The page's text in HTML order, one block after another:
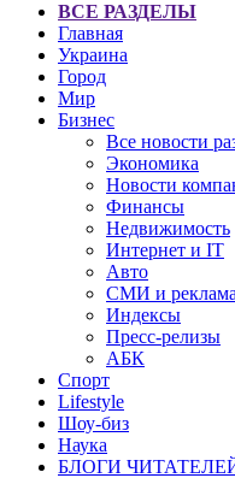
ВСЕ РАЗДЕЛЫ
Главная
Украина
Город
Мир
Бизнес
Все новости
Экономика
Новости
Финансы
Недвижимость
Интернет и IT
Авто
СМИ и реклама
Индексы
Пресс-релизы
АБК
Спорт
Lifestyle
Шоу-биз
Наука
БЛОГИ